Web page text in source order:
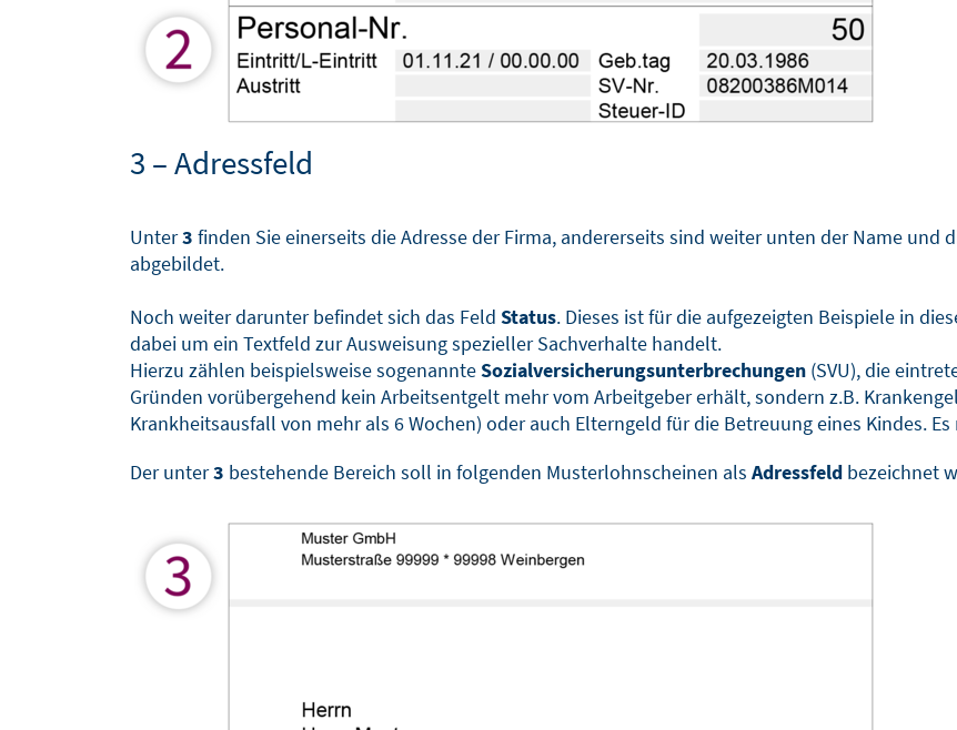
3 – Adressfeld
Unter3 finden Sie einerseits die Adresse der Firma, andererseits sind weiter unten der Name und
abgebildet.
Noch weiter darunter befindet sich das Feld Status. Dieses ist für die aufgezeigten Beispiele in
dabei um ein Textfeld zur Ausweisung spezieller Sachverhalte handelt.
Hierzu zählen beispielsweise sogenannteSozialversicherungsunterbrechungen (SVU), die
Gründen vorübergehend kein Arbeitsentgelt mehr vom Arbeitgeber erhält, sondern z.B.
Krankheitsausfall von mehr als 6 Wochen) oder auch Elterngeld für die Betreuung eines Kindes.
Der unter3 bestehende Bereich soll in folgenden Musterlohnscheinen als Adressfeld bezeichnet